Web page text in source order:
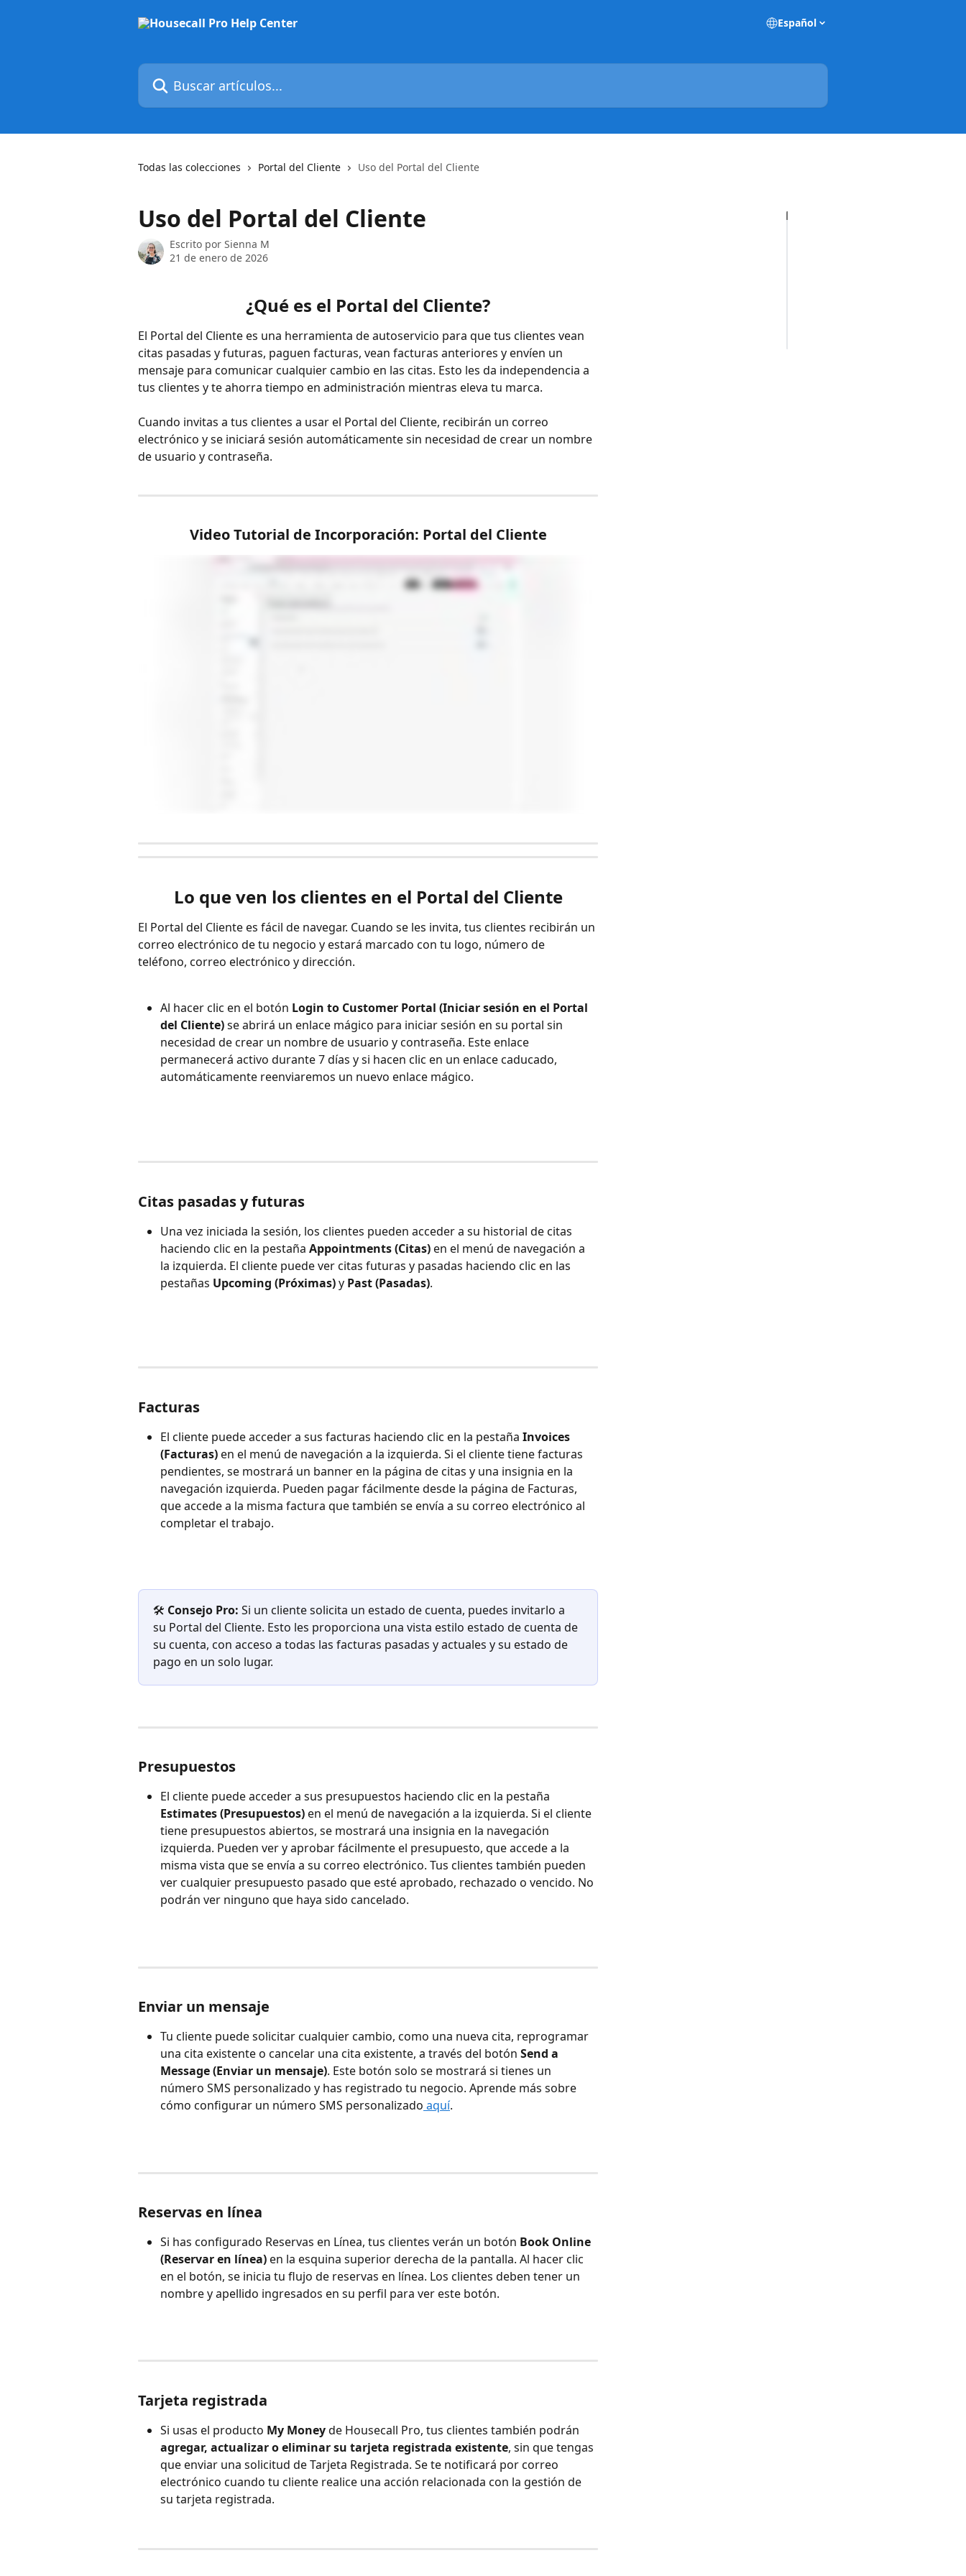
Español
Buscar artículos...
Todas las colecciones Portal del Cliente Uso del Portal del Cliente
Uso del Portal del Cliente
Escrito por Sienna M
21 de enero de 2026
¿Qué es el Portal del Cliente?
El Portal del Cliente es una herramienta de autoservicio para que tus clientes vean
citas pasadas y futuras, paguen facturas, vean facturas anteriores y envíen un
mensaje para comunicar cualquier cambio en las citas. Esto les da independencia a
tus clientes y te ahorra tiempo en administración mientras eleva tu marca.
Cuando invitas a tus clientes a usar el Portal del Cliente, recibirán un correo
electrónico y se iniciará sesión automáticamente sin necesidad de crear un nombre
de usuario y contraseña.
Video Tutorial de Incorporación: Portal del Cliente
Lo que ven los clientes en el Portal del Cliente
El Portal del Cliente es fácil de navegar. Cuando se les invita, tus clientes recibirán un
correo electrónico de tu negocio y estará marcado con tu logo, número de
teléfono, correo electrónico y dirección.
Al hacer clic en el botón Login to Customer Portal (Iniciar sesión en el Portal
del Cliente) se abrirá un enlace mágico para iniciar sesión en su portal sin
necesidad de crear un nombre de usuario y contraseña. Este enlace
permanecerá activo durante 7 días y si hacen clic en un enlace caducado,
automáticamente reenviaremos un nuevo enlace mágico.
Citas pasadas y futuras
Una vez iniciada la sesión, los clientes pueden acceder a su historial de citas
haciendo clic en la pestaña Appointments (Citas) en el menú de navegación a
la izquierda. El cliente puede ver citas futuras y pasadas haciendo clic en las
pestañas Upcoming (Próximas) y Past (Pasadas).
Facturas
El cliente puede acceder a sus facturas haciendo clic en la pestaña Invoices
(Facturas) en el menú de navegación a la izquierda. Si el cliente tiene facturas
pendientes, se mostrará un banner en la página de citas y una insignia en la
navegación izquierda. Pueden pagar fácilmente desde la página de Facturas,
que accede a la misma factura que también se envía a su correo electrónico al
completar el trabajo.
🛠️ Consejo Pro: Si un cliente solicita un estado de cuenta, puedes invitarlo a
su Portal del Cliente. Esto les proporciona una vista estilo estado de cuenta de
su cuenta, con acceso a todas las facturas pasadas y actuales y su estado de
pago en un solo lugar.
Presupuestos
El cliente puede acceder a sus presupuestos haciendo clic en la pestaña
Estimates (Presupuestos) en el menú de navegación a la izquierda. Si el cliente
tiene presupuestos abiertos, se mostrará una insignia en la navegación
izquierda. Pueden ver y aprobar fácilmente el presupuesto, que accede a la
misma vista que se envía a su correo electrónico. Tus clientes también pueden
ver cualquier presupuesto pasado que esté aprobado, rechazado o vencido. No
podrán ver ninguno que haya sido cancelado.
Enviar un mensaje
Tu cliente puede solicitar cualquier cambio, como una nueva cita, reprogramar
una cita existente o cancelar una cita existente, a través del botón Send a
Message (Enviar un mensaje). Este botón solo se mostrará si tienes un
número SMS personalizado y has registrado tu negocio. Aprende más sobre
cómo configurar un número SMS personalizado aquí.
Reservas en línea
Si has configurado Reservas en Línea, tus clientes verán un botón Book Online
(Reservar en línea) en la esquina superior derecha de la pantalla. Al hacer clic
en el botón, se inicia tu flujo de reservas en línea. Los clientes deben tener un
nombre y apellido ingresados en su perfil para ver este botón.
Tarjeta registrada
Si usas el producto My Money de Housecall Pro, tus clientes también podrán
agregar, actualizar o eliminar su tarjeta registrada existente, sin que tengas
que enviar una solicitud de Tarjeta Registrada. Se te notificará por correo
electrónico cuando tu cliente realice una acción relacionada con la gestión de
su tarjeta registrada.